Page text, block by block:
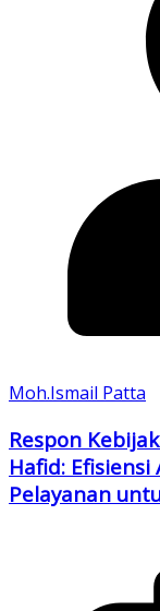
Moh.Ismail Patta
Respon
Hafid:
Pelayanan